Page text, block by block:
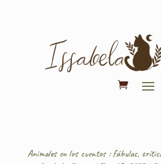
Animales en los cuentos : fábulas,